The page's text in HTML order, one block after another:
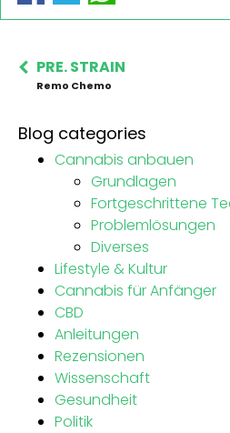
PRE. STRAIN
Remo Chemo
Blog categories
Cannabis anbauen
Grundlagen
Fortgeschrittene
Problemlösungen
Diverses
Lifestyle & Kultur
Cannabis für Anfänger
CBD
Anleitungen
Rezensionen
Wissenschaft
Gesundheit
Politik